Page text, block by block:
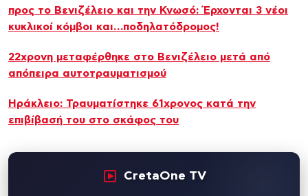
προς το Βενιζέλειο και την Κνωσό: Έρχονται 3 νέοι
κυκλικοί κόμβοι και…ποδηλατόδρομος!
22χρονη μεταφέρθηκε στο Βενιζέλειο μετά από
απόπειρα αυτοτραυματισμού
Ηράκλειο: Τραυματίστηκε 61χρονος κατά την
επιβίβασή του στο σκάφος του
CretaOne TV